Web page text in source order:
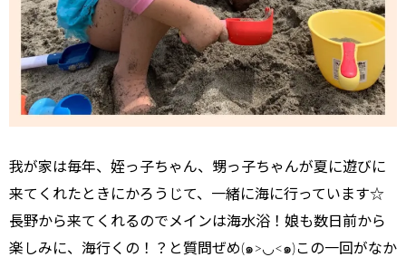
我が家は毎年、姪っ子ちゃん、甥っ子ちゃんが夏に遊びに
来てくれたときにかろうじて、一緒に海に行っています☆
長野から来てくれるのでメインは海水浴！娘も数日前から
楽しみに、海行くの！？と質問ぜめ(๑>◡<๑)この一回がなか